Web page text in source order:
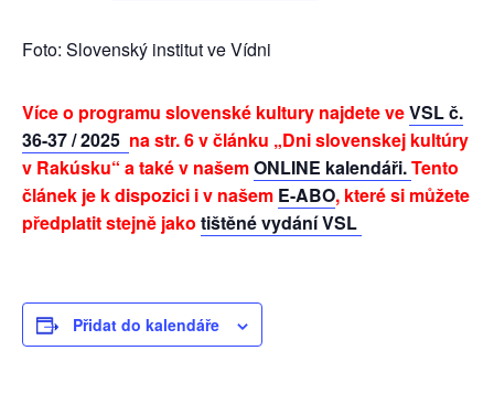
Foto: Slovenský institut ve Vídni
Více o programu slovenské kultury najdete veVSL č.
36-37 / 2025 na str. 6 v článku „Dni slovenskej kultúry
v Rakúsku“ a také v našemONLINE kalendáři.Tento
článek je k dispozici iv našem E-ABO, které si můžete
předplatit stejně jako tištěné vydání VSL
Přidat do kalendáře